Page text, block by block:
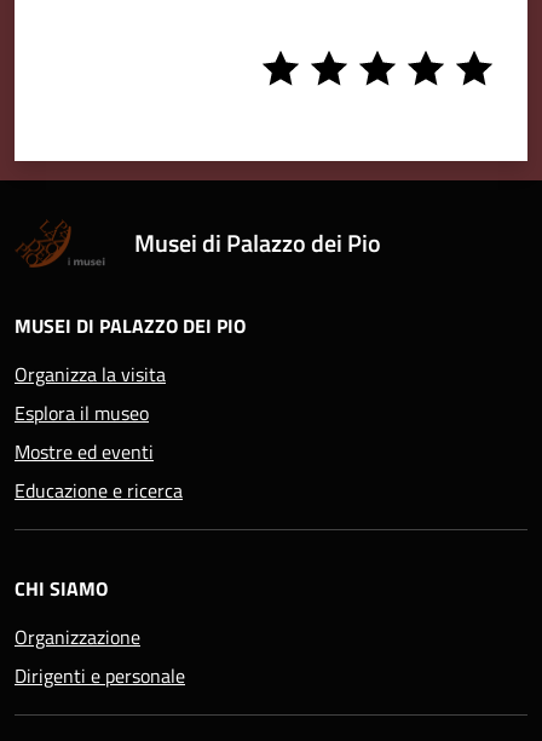
5
stars
4
stars
3
stars
2
stars
1
stars
Musei di Palazzo dei Pio
MUSEI DI PALAZZO DEI PIO
Organizza la visita
Esplora il museo
Mostre ed eventi
Educazione e ricerca
CHI SIAMO
Organizzazione
Dirigenti e personale